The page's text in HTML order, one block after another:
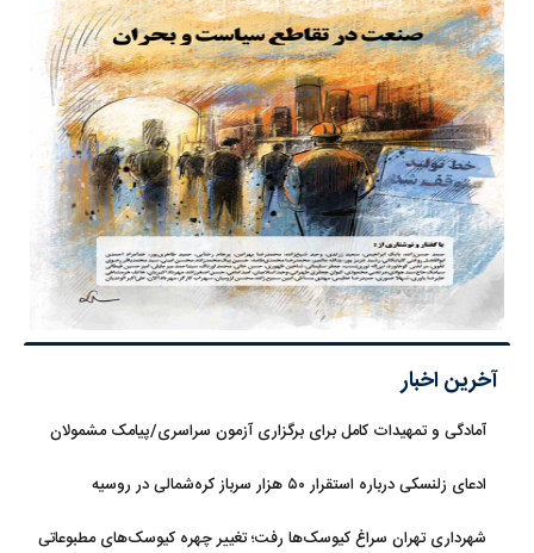
آخرین اخبار
آمادگی و تمهیدات کامل برای برگزاری آزمون سراسری/پیامک مشمولان
ادعای زلنسکی درباره استقرار ۵۰ هزار سرباز کره‌شمالی در روسیه
شهرداری تهران سراغ کیوسک‌ها رفت؛ تغییر چهره کیوسک‌های مطبوعاتی